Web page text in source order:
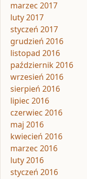
marzec 2017
luty 2017
styczeń 2017
grudzień 2016
listopad 2016
październik 2016
wrzesień 2016
sierpień 2016
lipiec 2016
czerwiec 2016
maj 2016
kwiecień 2016
marzec 2016
luty 2016
styczeń 2016